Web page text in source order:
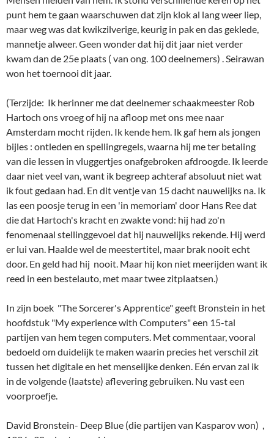
daar niet veel van, want ik begreep achteraf absoluut niet wat
ik fout gedaan had. En dit ventje van 15 dacht nauwelijks na. Ik
las een poosje terug in een 'in memoriam' door Hans Ree dat
die dat Hartoch's kracht en zwakte vond: hij had zo'n
fenomenaal stellinggevoel dat hij nauwelijks rekende. Hij werd
er lui van. Haalde wel de meestertitel, maar brak nooit echt
door. En geld had hij nooit. Maar hij kon niet meerijden want ik
reed in een bestelauto, met maar twee zitplaatsen.)
In zijn boek "The Sorcerer's Apprentice" geeft Bronstein in het
hoofdstuk "My experience with Computers" een 15-tal
partijen van hem tegen computers. Met commentaar, vooral
bedoeld om duidelijk te maken waarin precies het verschil zit
tussen het digitale en het menselijke denken. Eén ervan zal ik
in de volgende (laatste) aflevering gebruiken. Nu vast een
David Bronstein- Deep Blue (die partijen van Kasparov won) ,
1996, 30 minuten rapid.
sterke computer?)
cxb4 3.a3 d5 4.exd5 Dxd5 5.Pf3 e5 6.axb4
Lxb4 7.Ta1- a3